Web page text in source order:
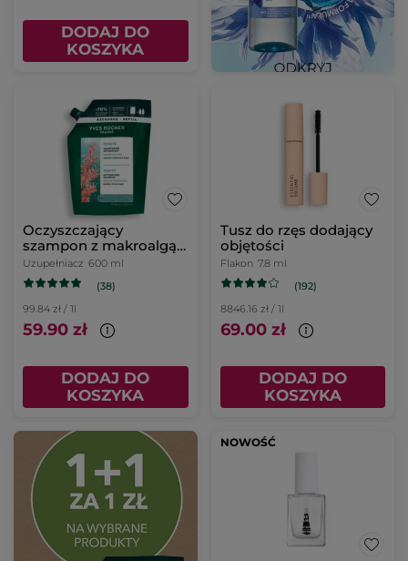
DODAJ DO
KOSZYKA
Oczyszczający
szampon z makroalgą
uzupełniacz 600 ml
Uzupełniacz 600 ml
(38)
99.84 zł / 1l
59.90 zł
DODAJ DO
KOSZYKA
Tusz do rzęs dodający
objętości
Flakon 7.8 ml
(192)
8846.16 zł / 1l
69.00 zł
DODAJ DO
KOSZYKA
NOWOŚĆ